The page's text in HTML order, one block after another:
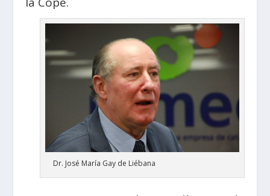
Dr. José María Gay de Liébana